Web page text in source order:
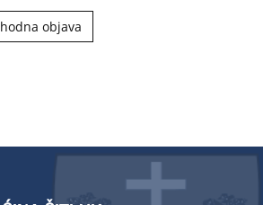
navigation
objava